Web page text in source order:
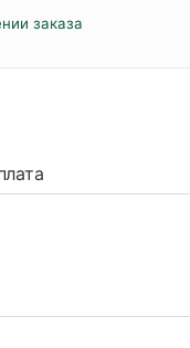
заказа